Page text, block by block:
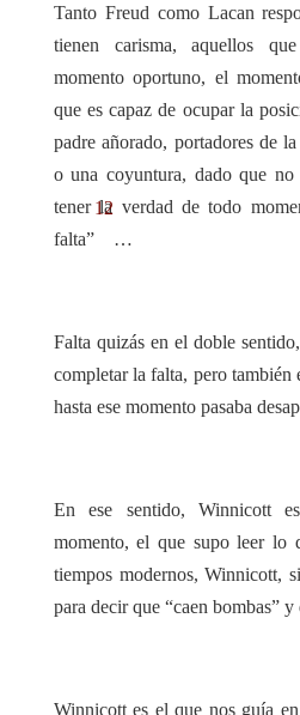
Tanto Freud como Lacan
tienen carisma, aquellos
momento oportuno, el
que es capaz de ocupar la
padre añorado, portadores de
o una coyuntura, dado que no
tener la verdad de todo
falta”
12
…
Falta quizás en el doble
completar la falta, pero también
hasta ese momento pasaba
En ese sentido, Winnicott
momento, el que supo leer lo
tiempos modernos, Winnicott,
para decir que “caen bombas”
Winnicott es el que nos guía